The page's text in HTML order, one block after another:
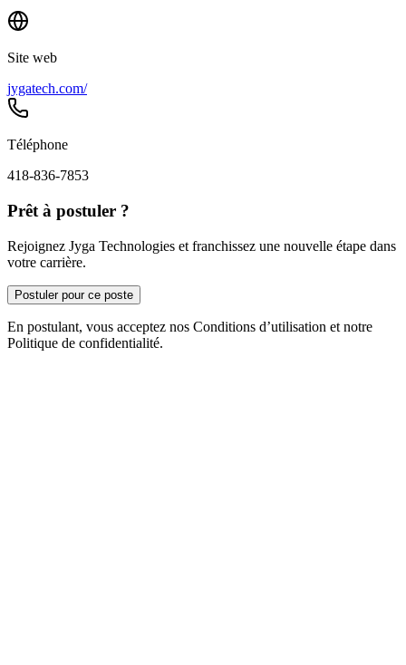
Site web
jygatech.com/
Téléphone
418-836-7853
Prêt à postuler ?
Rejoignez Jyga Technologies et franchissez une nouvelle étape dans
votre carrière.
Postuler pour ce poste
En postulant, vous acceptez nos Conditions d’utilisation et notre
Politique de confidentialité.